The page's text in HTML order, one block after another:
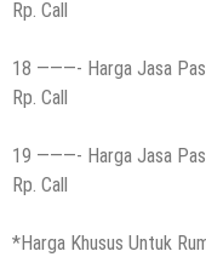
Rp. Call
18 ———- Harga Jasa
Rp. Call
19 ———- Harga Jasa
Rp. Call
*Harga Khusus Untuk